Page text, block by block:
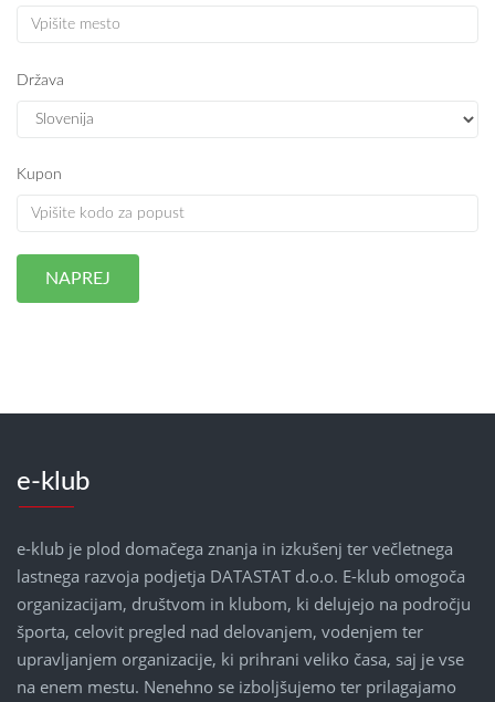
Država
Kupon
NAPREJ
e-klub
e-klub je plod domačega znanja in izkušenj ter večletnega
lastnega razvoja podjetja DATASTAT d.o.o. E-klub omogoča
organizacijam, društvom in klubom, ki delujejo na področju
športa, celovit pregled nad delovanjem, vodenjem ter
upravljanjem organizacije, ki prihrani veliko časa, saj je vse
na enem mestu. Nenehno se izboljšujemo ter prilagajamo